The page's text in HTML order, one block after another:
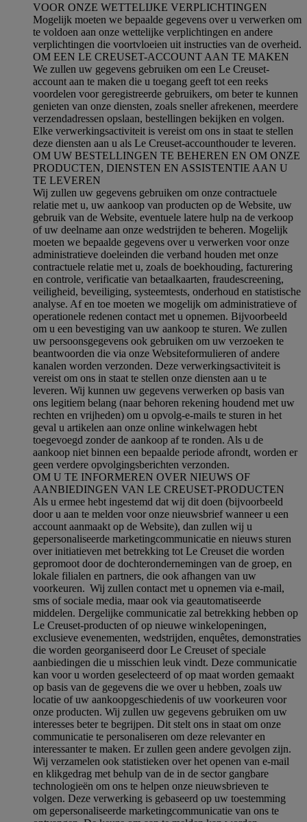
VOOR ONZE WETTELIJKE VERPLICHTINGEN
Mogelijk moeten we bepaalde gegevens over u verwerken om
te voldoen aan onze wettelijke verplichtingen en andere
verplichtingen die voortvloeien uit instructies van de overheid.
OM EEN LE CREUSET-ACCOUNT AAN TE MAKEN
We zullen uw gegevens gebruiken om een Le Creuset-
account aan te maken die u toegang geeft tot een reeks
voordelen voor geregistreerde gebruikers, om beter te kunnen
genieten van onze diensten, zoals sneller afrekenen, meerdere
verzendadressen opslaan, bestellingen bekijken en volgen.
Elke verwerkingsactiviteit is vereist om ons in staat te stellen
deze diensten aan u als Le Creuset-accounthouder te leveren.
OM UW BESTELLINGEN TE BEHEREN EN OM ONZE
PRODUCTEN, DIENSTEN EN ASSISTENTIE AAN U
TE LEVEREN
Wij zullen uw gegevens gebruiken om onze contractuele
relatie met u, uw aankoop van producten op de Website, uw
gebruik van de Website, eventuele latere hulp na de verkoop
of uw deelname aan onze wedstrijden te beheren. Mogelijk
moeten we bepaalde gegevens over u verwerken voor onze
administratieve doeleinden die verband houden met onze
contractuele relatie met u, zoals de boekhouding, facturering
en controle, verificatie van betaalkaarten, fraudescreening,
veiligheid, beveiliging, systeemtests, onderhoud en statistische
analyse. Af en toe moeten we mogelijk om administratieve of
operationele redenen contact met u opnemen. Bijvoorbeeld
om u een bevestiging van uw aankoop te sturen. We zullen
uw persoonsgegevens ook gebruiken om uw verzoeken te
beantwoorden die via onze Websiteformulieren of andere
kanalen worden verzonden. Deze verwerkingsactiviteit is
vereist om ons in staat te stellen onze diensten aan u te
leveren. Wij kunnen uw gegevens verwerken op basis van
ons legitiem belang (naar behoren rekening houdend met uw
rechten en vrijheden) om u opvolg-e-mails te sturen in het
geval u artikelen aan onze online winkelwagen hebt
toegevoegd zonder de aankoop af te ronden. Als u de
aankoop niet binnen een bepaalde periode afrondt, worden er
geen verdere opvolgingsberichten verzonden.
OM U TE INFORMEREN OVER NIEUWS OF
AANBIEDINGEN VAN LE CREUSET-PRODUCTEN
Als u ermee hebt ingestemd dat wij dit doen (bijvoorbeeld
door u aan te melden voor onze nieuwsbrief wanneer u een
account aanmaakt op de Website), dan zullen wij u
gepersonaliseerde marketingcommunicatie en nieuws sturen
over initiatieven met betrekking tot Le Creuset die worden
gepromoot door de dochterondernemingen van de groep, en
lokale filialen en partners, die ook afhangen van uw
voorkeuren. Wij zullen contact met u opnemen via e-mail,
sms of sociale media, maar ook via geautomatiseerde
middelen. Dergelijke communicatie zal betrekking hebben op
Le Creuset-producten of op nieuwe winkelopeningen,
exclusieve evenementen, wedstrijden, enquêtes, demonstraties
die worden georganiseerd door Le Creuset of speciale
aanbiedingen die u misschien leuk vindt. Deze communicatie
kan voor u worden geselecteerd of op maat worden gemaakt
op basis van de gegevens die we over u hebben, zoals uw
locatie of uw aankoopgeschiedenis of uw voorkeuren voor
onze producten. Wij zullen uw gegevens gebruiken om uw
interesses beter te begrijpen. Dit stelt ons in staat om onze
communicatie te personaliseren om deze relevanter en
interessanter te maken. Er zullen geen andere gevolgen zijn.
Wij verzamelen ook statistieken over het openen van e-mail
en klikgedrag met behulp van de in de sector gangbare
technologieën om ons te helpen onze nieuwsbrieven te
volgen. Deze verwerking is gebaseerd op uw toestemming
om gepersonaliseerde marketingcommunicatie van ons te